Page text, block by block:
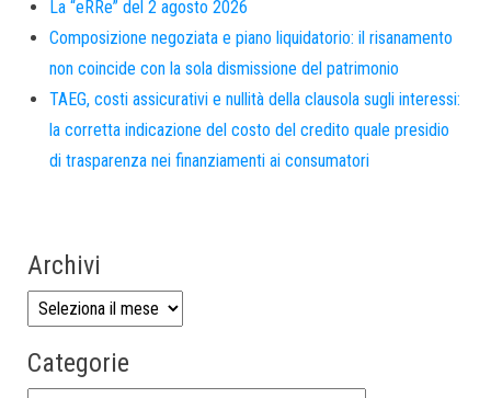
La “eRRe” del 2 agosto 2026
Composizione negoziata e piano liquidatorio: il risanamento
non coincide con la sola dismissione del patrimonio
TAEG, costi assicurativi e nullità della clausola sugli interessi:
la corretta indicazione del costo del credito quale presidio
di trasparenza nei finanziamenti ai consumatori
Archivi
Categorie